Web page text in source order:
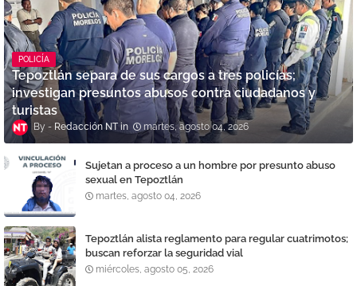
POLICÍA
Tepoztlán separa de sus cargos a tres policías;
investigan presuntos abusos contra ciudadanos y
turistas
Redacción NT martes, agosto 04, 2026
Sujetan a proceso a un hombre por presunto abuso
sexual en Tepoztlán
martes, agosto 04, 2026
Tepoztlán alista reglamento para regular cuatrimotos;
buscan reforzar la seguridad vial
miércoles, agosto 05, 2026